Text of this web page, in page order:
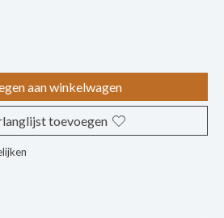
aan winkelwagen
toevoegen